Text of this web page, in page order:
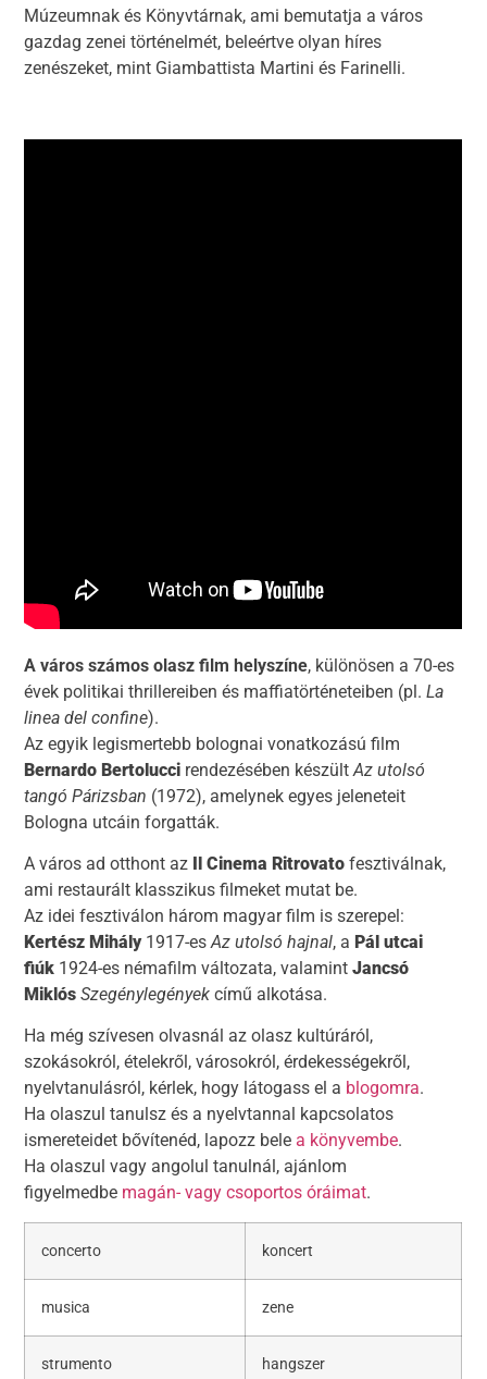
Múzeumnak és Könyvtárnak, ami bemutatja a város
gazdag zenei történelmét, beleértve olyan híres
zenészeket, mint Giambattista Martini és Farinelli.
A város számos olasz film helyszíne, különösen a 70-es
évek politikai thrillereiben és maffiatörténeteiben (pl.La
linea del confine).
Az egyik legismertebb bolognai vonatkozású film
Bernardo Bertolucci rendezésében készültAz utolsó
tangó Párizsban (1972), amelynek egyes jeleneteit
Bologna utcáin forgatták.
A város ad otthont az Il Cinema Ritrovato fesztiválnak,
ami restaurált klasszikus filmeket mutat be.
Az idei fesztiválon három magyar film is szerepel:
Kertész Mihály1917-esAz utolsó hajnal, aPál utcai
fiúk 1924-es némafilm változata, valamintJancsó
Miklós Szegénylegények című alkotása.
Ha még szívesen olvasnál az olasz kultúráról,
szokásokról, ételekről, városokról, érdekességekről,
nyelvtanulásról, kérlek, hogy látogass el a blogomra.
Ha olaszul tanulsz és a nyelvtannal kapcsolatos
ismereteidet bővítenéd, lapozz bele a könyvembe.
Ha olaszul vagy angolul tanulnál, ajánlom
figyelmedbe magán- vagy csoportos óráimat.
concerto koncert
musica zene
strumento hangszer